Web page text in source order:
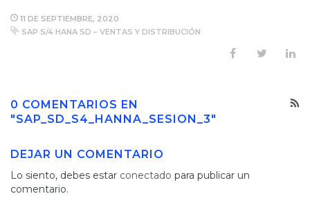
11 DE SEPTIEMBRE, 2020
SAP S/4 HANA SD – VENTAS Y DISTRIBUCIÓN
0 COMENTARIOS EN
"SAP_SD_S4_HANNA_SESION_3"
DEJAR UN COMENTARIO
Lo siento, debes estar conectado para publicar un
comentario.